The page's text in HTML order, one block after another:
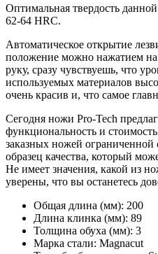
Оптимальная твердость
62-64 HRC.
Автоматическое открытие
положение можно нажатием на
руку, сразу чувствуешь, что
используемых материалов
очень красив и, что самое
Сегодня ножи Pro-Tech
функциональность и
заказных ножей ограниченной
образец качества, который
Не имеет значения, какой из
уверены, что вы останетесь
Общая длина (мм): 200
Длина клинка (мм): 89
Толщина обуха (мм): 3
Марка стали: Magnacut